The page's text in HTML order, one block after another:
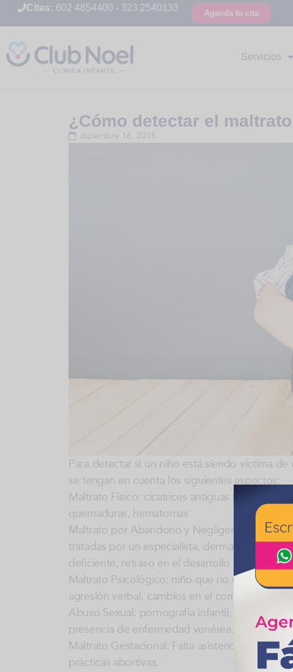
Citas: 602 4854400 - 323 2540133
Agenda tu cita
Servicios
¿Cómo detectar el
diciembre 16, 2015
Para detectar si un niño está siendo víctima
se tengan en cuenta los siguientes aspectos:
Maltrato Físico: cicatrices antiguas y recientes
quemaduras, hematomas
Maltrato por Abandono y Negligencia:
tratadas por un especialista, dermatitis del
deficiente, retraso en el desarrollo
Maltrato Psicológico: niño que no existe para
agresión verbal, cambios en el
Abuso Sexual: pornografía infantil,
presencia de enfermedad venérea.
Maltrato Gestacional: Falta asistencia a
prácticas abortivas.